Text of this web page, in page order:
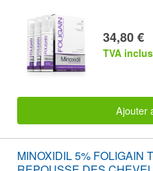
34,80 €
TVA
Ajouter
MINOXIDIL 5% FOLIGAIN